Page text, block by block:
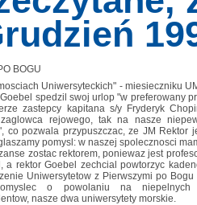
BOGU
Uniwersyteckich" - miesieczniku
spedzil swoj urlop "w preferowany
zastepcy kapitana s/y Fryderyk
rejowego, tak na nasze
co pozwala przypuszczac, ze JM Rektor
pomysl: w naszej spolecznosci
zostac rektorem, poniewaz jest
a rektor Goebel zechcial powtorzyc
Uniwersytetow z Pierwszymi po
o powolaniu na niepelnych
nasze dwa uniwersytety morskie.